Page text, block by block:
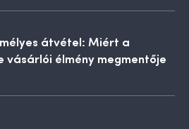
átvétel: Miért a
élmény megmentője